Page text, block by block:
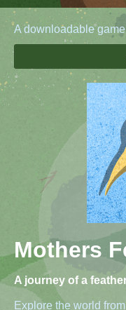
A downloadable game
Mothers
A journey of a
Explore the world